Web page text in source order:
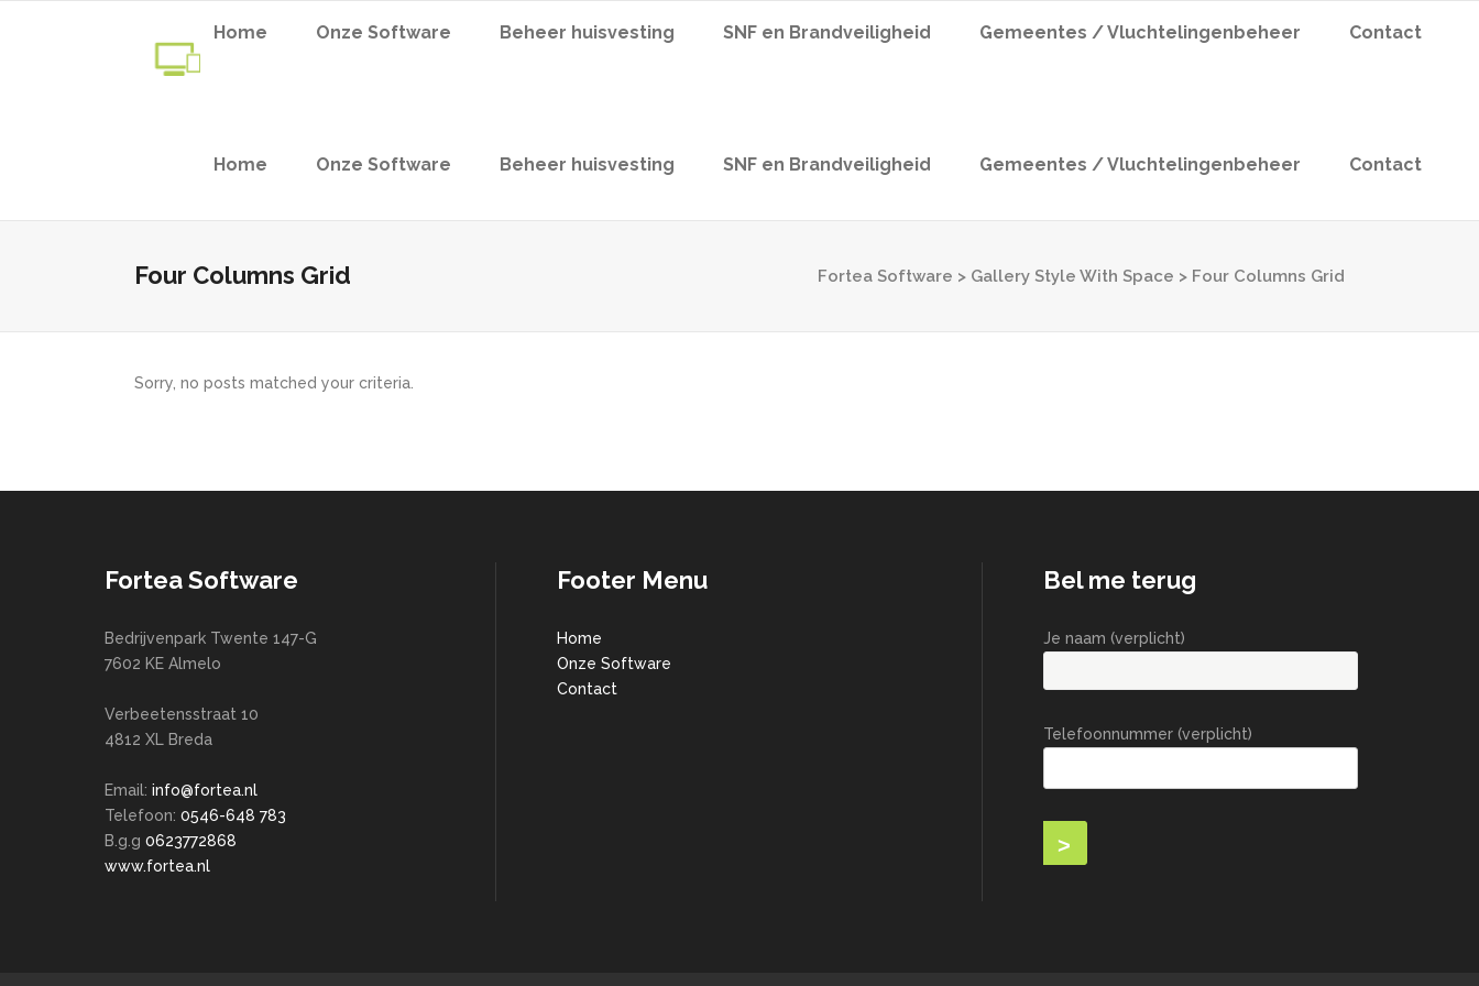
Home Onze Software Beheer huisvesting SNF en Brandveiligheid Gemeentes / Vluchtelingenbeheer Contact
Home Onze Software Beheer huisvesting SNF en Brandveiligheid Gemeentes / Vluchtelingenbeheer Contact
Four Columns Grid Fortea Software > Gallery Style With Space > Four Columns Grid
Sorry, no posts matched your criteria.
Fortea Software
Bedrijvenpark Twente 147-G
7602 KE Almelo
Verbeetensstraat 10
4812 XL Breda
Email: info@fortea.nl
Telefoon: 0546-648 783
B.g.g 0623772868
www.fortea.nl
Footer Menu
Home
Onze Software
Contact
Bel me terug
Je naam (verplicht)
Telefoonnummer (verplicht)